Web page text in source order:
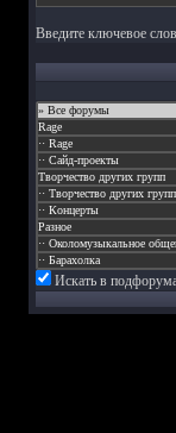
Введите ключевое
Искать в